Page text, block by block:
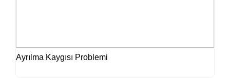
Ayrılma Kaygısı Problemi